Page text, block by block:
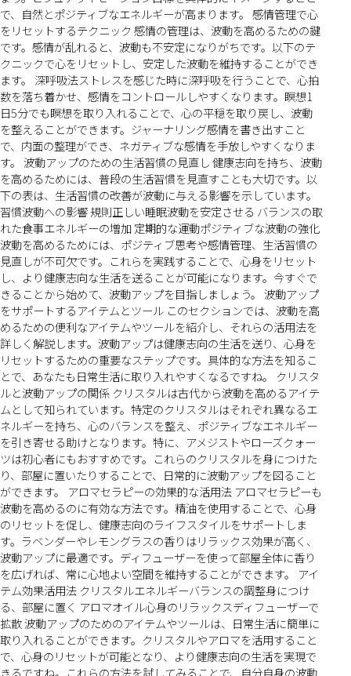
で、自然とポジティブなエネルギーが高まります。 感情管理で心
をリセットするテクニック 感情の管理は、波動を高めるための鍵
です。感情が乱れると、波動も不安定になりがちです。以下のテ
クニックで心をリセットし、安定した波動を維持することができ
ます。 深呼吸法ストレスを感じた時に深呼吸を行うことで、心拍
数を落ち着かせ、感情をコントロールしやすくなります。瞑想1
日5分でも瞑想を取り入れることで、心の平穏を取り戻し、波動
を整えることができます。ジャーナリング感情を書き出すこと
で、内面の整理ができ、ネガティブな感情を手放しやすくなりま
す。 波動アップのための生活習慣の見直し 健康志向を持ち、波動
を高めるためには、普段の生活習慣を見直すことも大切です。以
下の表は、生活習慣の改善が波動に与える影響を示しています。
習慣波動への影響 規則正しい睡眠波動を安定させる バランスの取
れた食事エネルギーの増加 定期的な運動ポジティブな波動の強化
波動を高めるためには、ポジティブ思考や感情管理、生活習慣の
見直しが不可欠です。これらを実践することで、心身をリセット
し、より健康志向な生活を送ることが可能になります。今すぐで
きることから始めて、波動アップを目指しましょう。 波動アップ
をサポートするアイテムとツール このセクションでは、波動を高
めるための便利なアイテムやツールを紹介し、それらの活用法を
詳しく解説します。波動アップは健康志向の生活を送り、心身を
リセットするための重要なステップです。具体的な方法を知るこ
とで、あなたも日常生活に取り入れやすくなるですね。 クリスタ
ルと波動アップの関係 クリスタルは古代から波動を高めるアイテ
ムとして知られています。特定のクリスタルはそれぞれ異なるエ
ネルギーを持ち、心のバランスを整え、ポジティブなエネルギー
を引き寄せる助けとなります。特に、アメジストやローズクォー
ツは初心者にもおすすめです。これらのクリスタルを身につけた
り、部屋に置いたりすることで、日常的に波動アップを図ること
ができます。 アロマセラピーの効果的な活用法 アロマセラピーも
波動を高めるのに有効な方法です。精油を使用することで、心身
のリセットを促し、健康志向のライフスタイルをサポートしま
す。ラベンダーやレモングラスの香りはリラックス効果が高く、
波動アップに最適です。ディフューザーを使って部屋全体に香り
を広げれば、常に心地よい空間を維持することができます。 アイ
テム効果活用法 クリスタルエネルギーバランスの調整身につけ
る、部屋に置く アロマオイル心身のリラックスディフューザーで
拡散 波動アップのためのアイテムやツールは、日常生活に簡単に
取り入れることができます。クリスタルやアロマを活用すること
で、心身のリセットが可能となり、より健康志向の生活を実現で
きるですね。これらの方法を試してみることで、自分自身の波動